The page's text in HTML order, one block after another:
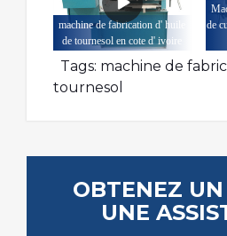
machine de fabrication d' huile
de tournesol en cote d' ivoire
de
Tags: machine de
tournesol
OBTENEZ
UNE